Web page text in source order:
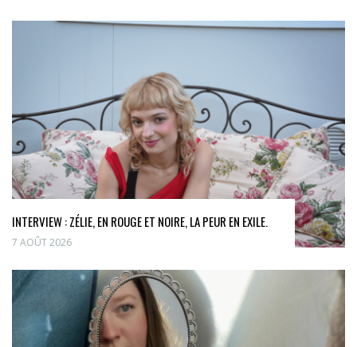
INTERVIEW : ZÉLIE, EN ROUGE ET NOIRE, LA PEUR EN EXILE.
7 AOÛT 2026